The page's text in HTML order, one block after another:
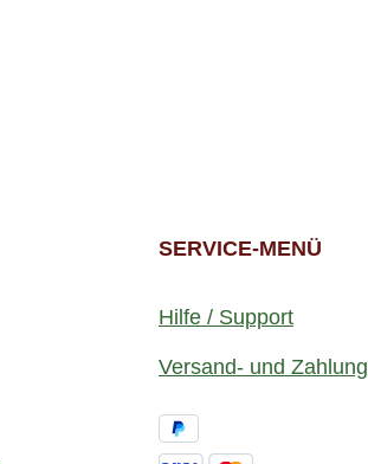
SERVICE-MENÜ
Hilfe / Support
Versand- und